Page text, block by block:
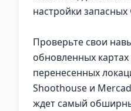
настройки запасных
Проверьте свои
обновленных
перенесенных
Shoothouse и
ждет самый